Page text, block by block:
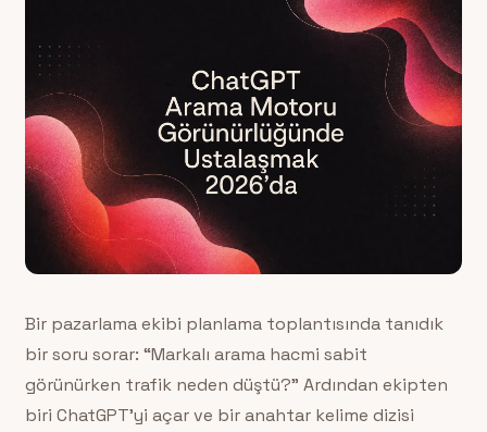
Bir pazarlama ekibi planlama toplantısında tanıdık
bir soru sorar: “Markalı arama hacmi sabit
görünürken trafik neden düştü?” Ardından ekipten
biri ChatGPT’yi açar ve bir anahtar kelime dizisi